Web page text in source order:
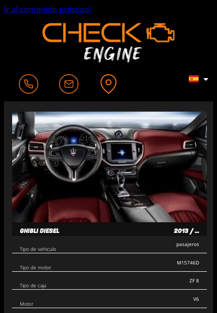
Ir al contenido principal
GHIBLI DIESEL 2013 / ...
Tipo de vehiculo
Tipo de motor
Tipo de caja
pasajeros
M15746D
ZF 8
Motor
V6